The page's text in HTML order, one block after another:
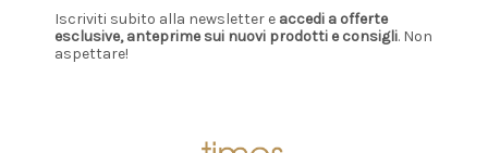
Iscriviti subito alla newsletter e accedi a offerte
esclusive, anteprime sui nuovi prodotti e consigli. Non
aspettare!